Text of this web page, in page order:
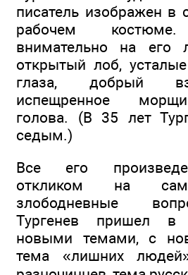
писатель изображен в
рабочем костюме.
внимательно на его
открытый лоб,
глаза, добрый
испещренное
голова. (В 35 лет
седым.)
Все его
откликом на
злободневные
Тургенев пришел в
новыми темами, с
тема «лишних